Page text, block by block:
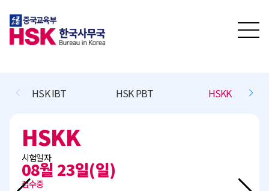
HSK IBT HSK PBT HSKK
HSKK
시험일자
08월 23일(일)
접수중